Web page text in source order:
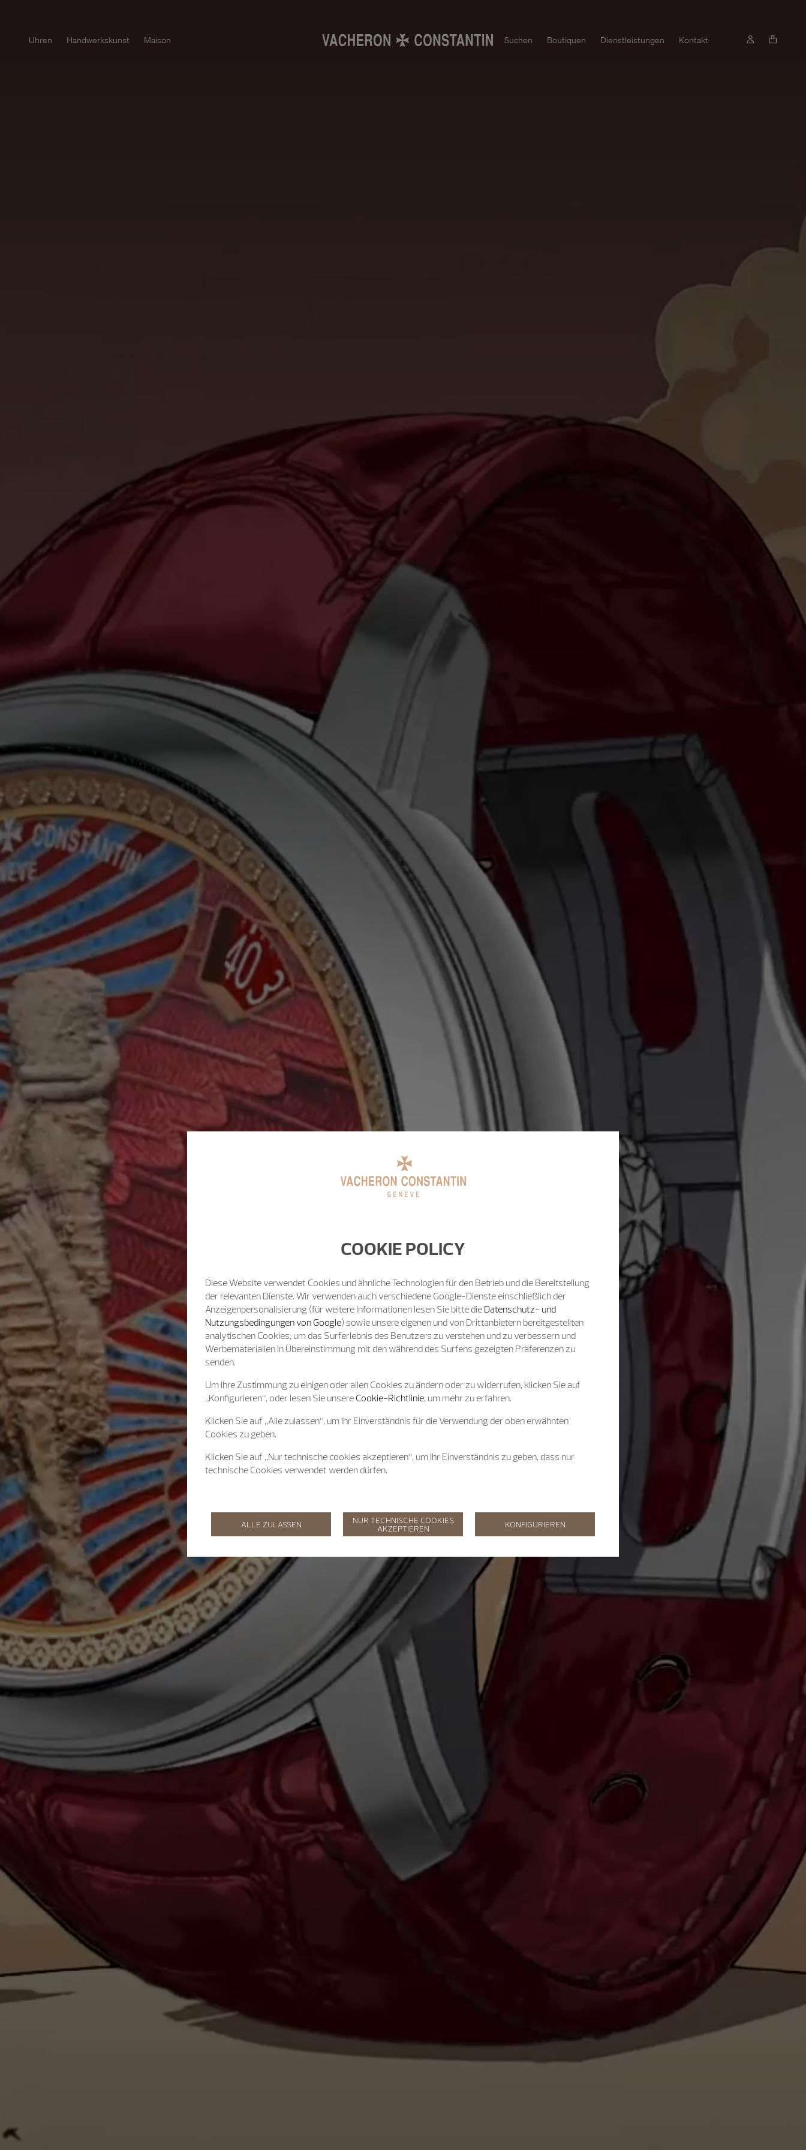
Uhren Handwerkskunst Maison Suchen Boutiquen Dienstleistungen Kontakt
COOKIE POLICY
Diese Website verwendet Cookies und ähnliche Technologien für den Betrieb und die Bereitstellung
der relevanten Dienste. Wir verwenden auch verschiedene Google-Dienste einschließlich der
Anzeigenpersonalisierung (für weitere Informationen lesen Sie bitte die Datenschutz- und
Nutzungsbedingungen von Google) sowie unsere eigenen und von Drittanbietern bereitgestellten
analytischen Cookies, um das Surferlebnis des Benutzers zu verstehen und zu verbessern und
Werbematerialien in Übereinstimmung mit den während des Surfens gezeigten Präferenzen zu
senden.
Um Ihre Zustimmung zu einigen oder allen Cookies zu ändern oder zu widerrufen, klicken Sie auf
„Konfigurieren“, oder lesen Sie unsere Cookie-Richtlinie, um mehr zu erfahren.
Klicken Sie auf „Alle zulassen“, um Ihr Einverständnis für die Verwendung der oben erwähnten
Cookies zu geben.
Klicken Sie auf „Nur technische cookies akzeptieren“, um Ihr Einverständnis zu geben, dass nur
technische Cookies verwendet werden dürfen.
ALLE ZULASSEN NUR TECHNISCHE COOKIES
AKZEPTIEREN KONFIGURIEREN